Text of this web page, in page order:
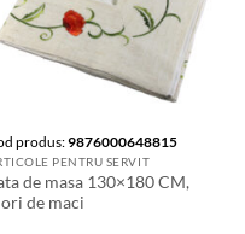
produs:9876000648815
PENTRU SERVIT
de masa 130×180 CM,
de maci